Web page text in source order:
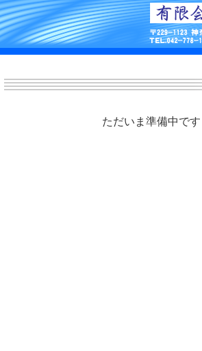
ただいま準備中です